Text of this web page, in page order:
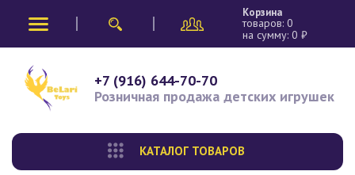
Корзина
товаров: 0
на сумму: 0₽
+7 (916) 644-70-70
Розничная продажа детских игрушек
КАТАЛОГ ТОВАРОВ